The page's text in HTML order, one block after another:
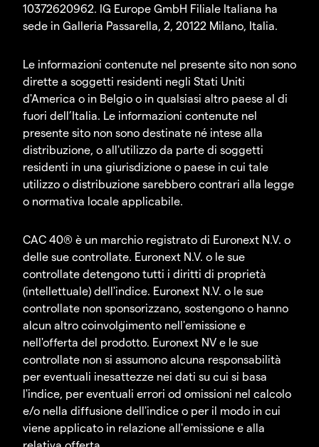
10372620962. IG Europe GmbH Filiale Italiana ha
sede in Galleria Passarella, 2, 20122 Milano, Italia.
Le informazioni contenute nel presente sito non sono
dirette a soggetti residenti negli Stati Uniti
d'America o in Belgio o in qualsiasi altro paese al di
fuori dell’Italia. Le informazioni contenute nel
presente sito non sono destinate né intese alla
distribuzione, o all'utilizzo da parte di soggetti
residenti in una giurisdizione o paese in cui tale
utilizzo o distribuzione sarebbero contrari alla legge
o normativa locale applicabile.
CAC 40® è un marchio registrato di Euronext N.V. o
delle sue controllate. Euronext N.V. o le sue
controllate detengono tutti i diritti di proprietà
(intellettuale) dell'indice. Euronext N.V. o le sue
controllate non sponsorizzano, sostengono o hanno
alcun altro coinvolgimento nell'emissione e
nell'offerta del prodotto. Euronext NV e le sue
controllate non si assumono alcuna responsabilità
per eventuali inesattezze nei dati su cui si basa
l'indice, per eventuali errori od omissioni nel calcolo
e/o nella diffusione dell'indice o per il modo in cui
viene applicato in relazione all'emissione e alla